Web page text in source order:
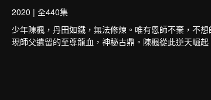
2020 | 全440集
少年陳楓，丹田如鐵，無法修煉。唯有恩師不棄，不
現師父遺留的至尊龍血，神秘古鼎。陳楓從此逆天崛